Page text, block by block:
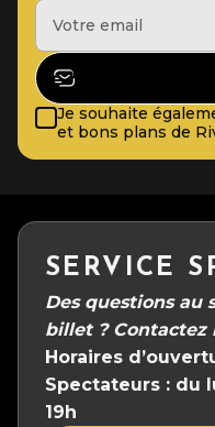
Je souhaite
et bons plans de
SERVICE
Des questions au
billet ? Contactez
Horaires
Spectateurs : du
19h